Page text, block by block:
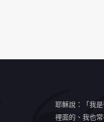
耶穌說：「我
裡面的、我也